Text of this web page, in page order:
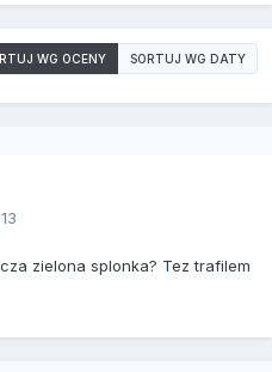
WG OCENY SORTUJ WG DATY
zielona splonka? Tez trafilem